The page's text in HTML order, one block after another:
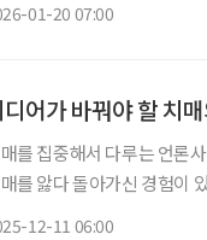
01-20 07:00
디어가 바꿔야 할 치
를 집중해서 다루는 언론사에서 일한 지
를 앓다 돌아가신 경험이
12-11 06:00